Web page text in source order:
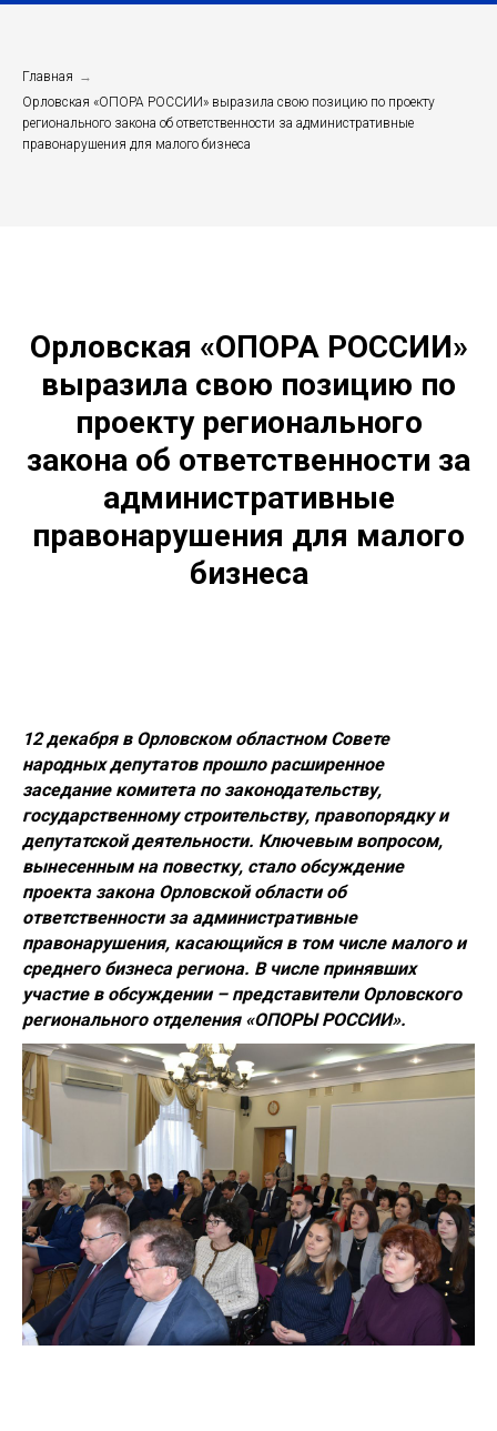
Главная →
Орловская «ОПОРА РОССИИ» выразила свою позицию по проекту
регионального закона об ответственности за административные
правонарушения для малого бизнеса
Орловская «ОПОРА РОССИИ»
выразила свою позицию по
проекту регионального
закона об ответственности за
административные
правонарушения для малого
бизнеса
12 декабря в Орловском областном Совете
народных депутатов прошло расширенное
заседание комитета по законодательству,
государственному строительству, правопорядку и
депутатской деятельности. Ключевым вопросом,
вынесенным на повестку, стало обсуждение
проекта закона Орловской области об
ответственности за административные
правонарушения, касающийся в том числе малого и
среднего бизнеса региона. В числе принявших
участие в обсуждении – представители Орловского
регионального отделения «ОПОРЫ РОССИИ».